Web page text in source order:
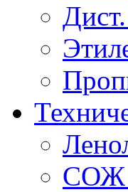
СОЖ